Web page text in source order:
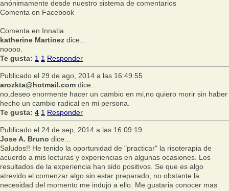
anónimamente desde nuestro sistema de comentarios
Comenta en Facebook
Comenta en Innatia
katherine Martinez dice...
noooo.
Te gusta: 1 1 Responder
Publicado el 29 de ago, 2014 a las 16:49:55
arozkta@hotmail.com dice...
no,deseo enormente hacer un cambio en mi,no quiero morir sin haber
hecho un cambio radical en mi persona.
Te gusta: 4 1 Responder
Publicado el 24 de sep, 2014 a las 16:09:19
Jose A. Bruno dice...
Saludos!! He tenido la oportunidad de "practicar" la risoterapia de
acuerdo a mis lecturas y experiencias en algunas ocasiones. Los
resultados de la experiencia han sido positivos. Se que es algo
atrevido el comenzar algo sin estar preparado, no obstante la
necesidad del momento me indujo a ello. Me gustaria conocer mas